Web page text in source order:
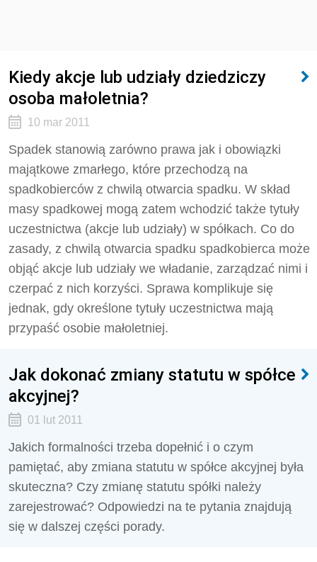
Kiedy akcje lub udziały dziedziczy
osoba małoletnia?
10 mar 2011
Spadek stanowią zarówno prawa jak i obowiązki
majątkowe zmarłego, które przechodzą na
spadkobierców z chwilą otwarcia spadku. W skład
masy spadkowej mogą zatem wchodzić także tytuły
uczestnictwa (akcje lub udziały) w spółkach. Co do
zasady, z chwilą otwarcia spadku spadkobierca może
objąć akcje lub udziały we władanie, zarządzać nimi i
czerpać z nich korzyści. Sprawa komplikuje się
jednak, gdy określone tytuły uczestnictwa mają
przypaść osobie małoletniej.
Jak dokonać zmiany statutu w spółce
akcyjnej?
01 lut 2011
Jakich formalności trzeba dopełnić i o czym
pamiętać, aby zmiana statutu w spółce akcyjnej była
skuteczna? Czy zmianę statutu spółki należy
zarejestrować? Odpowiedzi na te pytania znajdują
się w dalszej części porady.